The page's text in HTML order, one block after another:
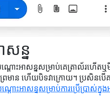
ន្ន
ាសន្នសម្រាប់គេត្រាល័រហើតឬមិន
ាន ហើយបិទវាក្រោយ។ ប្រសិនបើ
ដោះអាសន្នសម្រាប់ការប្រើប្រាស់ក្